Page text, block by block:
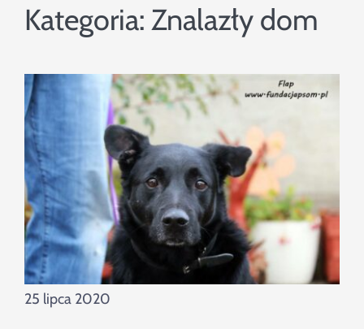
Kategoria: Znalazły dom
25 lipca 2020